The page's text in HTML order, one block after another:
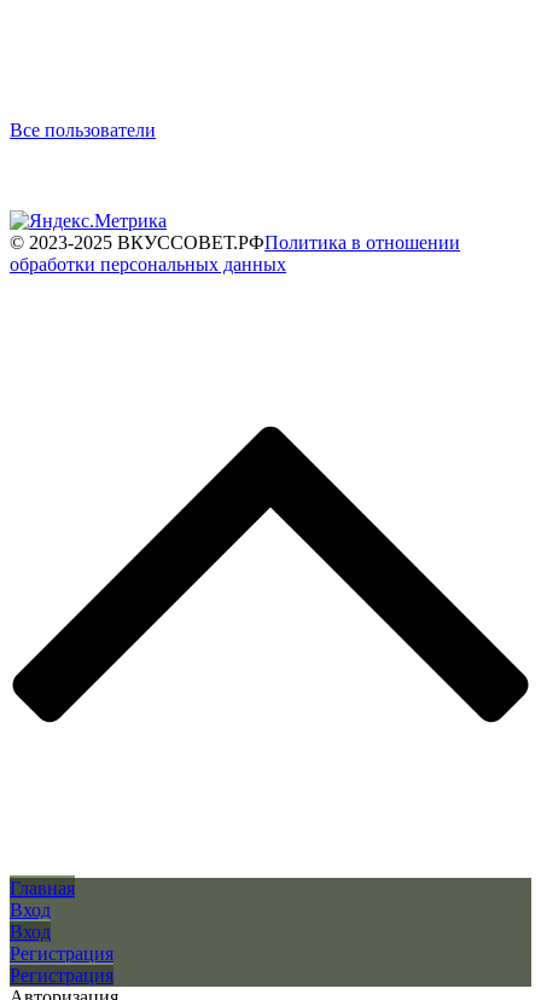
Все пользователи
© 2023-2025 ВКУССОВЕТ.РФПолитика в отношении
обработки персональных данных
Главная
Вход
Вход
Регистрация
Регистрация